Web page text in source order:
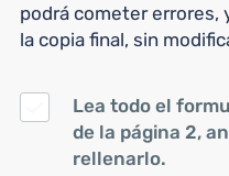
podrá cometer errores,
la copia final, sin
Lea todo el
de la página 2,
rellenarlo.